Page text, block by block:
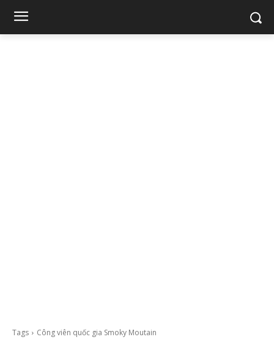
Tags Công viên quốc gia Smoky Moutain